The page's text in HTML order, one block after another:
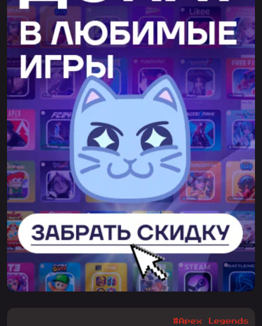
#Apex Legends